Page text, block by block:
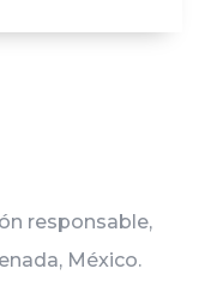
responsable,
México.